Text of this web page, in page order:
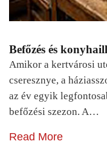
Befőzés és
Amikor a kertvárosi
cseresznye, a
az év egyik
befőzési szezon. A…
Read More